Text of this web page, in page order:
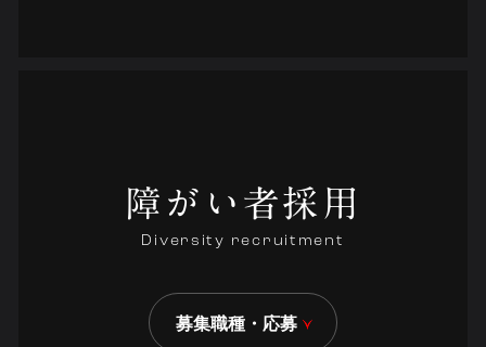
障がい者採用
Diversity recruitment
募集職種・応募